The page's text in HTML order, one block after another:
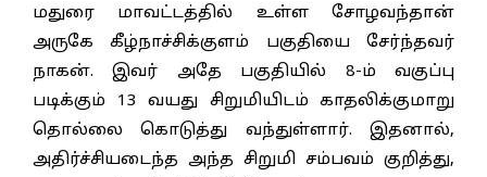
மதுரை மாவட்டத்தில் உள்ள சோழவந்தான்
அருகே கீழ்நாச்சிக்குளம் பகுதியை சேர்ந்தவர்
நாகன். இவர் அதே பகுதியில் 8-ம் வகுப்பு
படிக்கும் 13 வயது சிறுமியிடம் காதலிக்குமாறு
தொல்லை கொடுத்து வந்துள்ளார். இதனால்,
அதிர்ச்சியடைந்த அந்த சிறுமி சம்பவம் குறித்து,